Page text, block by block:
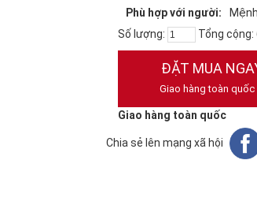
Phù hợp với người:
Số lượng:
Tổng cộng:
ĐẶT MUA
Giao hàng toàn quốc
Giao hàng toàn quốc
Chia sẻ lên mạng xã hội